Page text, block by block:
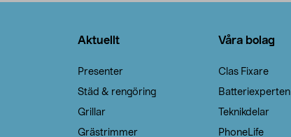
Aktuellt
Presenter
Städ & rengöring
Grillar
Grästrimmer
Våra bolag
Clas Fixare
Batteriexperten
Teknikdelar
PhoneLife